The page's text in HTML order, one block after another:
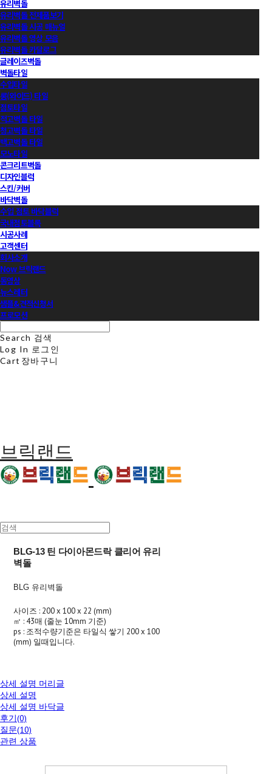
유리벽돌
유리벽돌 전제품보기
유리벽돌 시공 매뉴얼
유리벽돌 영상 모음
유리벽돌 카달로그
글레이즈벽돌
벽돌타일
수입타일
롱(와이드) 타일
점토타일
적고벽돌 타일
청고벽돌 타일
백고벽돌 타일
모노타일
콘크리트벽돌
디자인블럭
스킨/커버
바닥벽돌
수입 점토 바닥블럭
국내점토블록
시공사례
고객센터
회사소개
Now 브릭랜드
동영상
뉴스레터
샘플&견적신청서
프로모션
Search 검색
Log In 로그인
Cart 장바구니
브릭랜드
BLG-13 틴 다이아몬드락 클리어 유리
벽돌
BLG 유리벽돌
사이즈 : 200 x 100 x 22 (mm)
㎡ : 43매 (줄눈 10mm 기준)
ps : 조적수량기준은 타일식 쌓기 200 x 100
(mm) 일때입니다.
상세 설명 머리글
상세 설명
상세 설명 바닥글
후기(0)
질문(10)
관련 상품